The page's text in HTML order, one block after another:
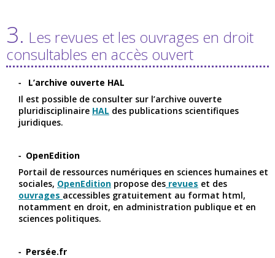
3. Les revues et les ouvrages en droit
consultables en accès ouvert
L’archive ouverte HAL
Il est possible de consulter sur l’archive ouverte
pluridisciplinaire HAL des publications scientifiques
juridiques.
OpenEdition
Portail de ressources numériques en sciences humaines et
sociales, OpenEdition propose des revues et des
ouvrages accessibles gratuitement au format html,
notamment en droit, en administration publique et en
sciences politiques.
Persée.fr